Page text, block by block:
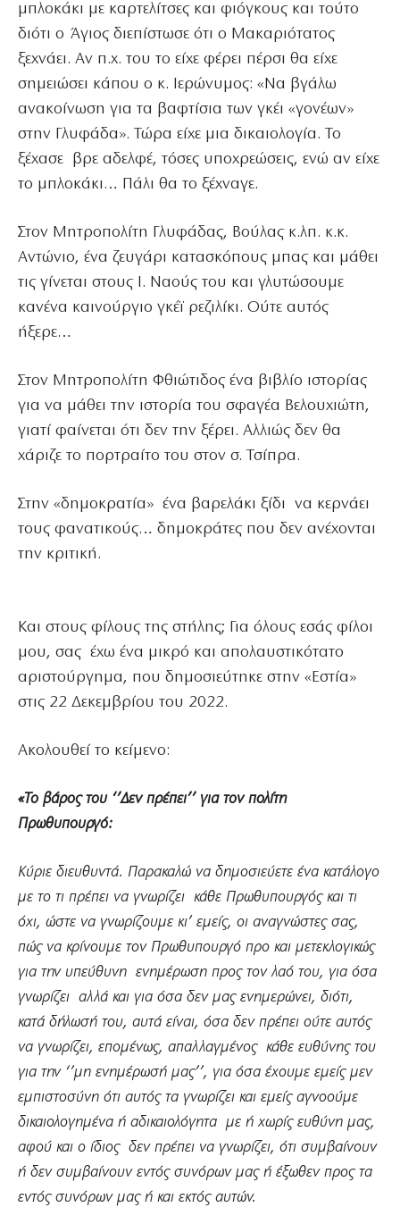
μπλοκάκι με καρτελίτσες και φιόγκους και τούτο
διότι ο Άγιος διεπίστωσε ότι ο Μακαριότατος
ξεχνάει. Αν π.χ. του το είχε φέρει πέρσι θα είχε
σημειώσει κάπου ο κ. Ιερώνυμος: «Να βγάλω
ανακοίνωση για τα βαφτίσια των γκέι «γονέων»
στην Γλυφάδα». Τώρα είχε μια δικαιολογία. Το
ξέχασε βρε αδελφέ, τόσες υποχρεώσεις, ενώ αν είχε
το μπλοκάκι… Πάλι θα το ξέχναγε.
Στον Μητροπολίτη Γλυφάδας, Βούλας κ.λπ. κ.κ.
Αντώνιο, ένα ζευγάρι κατασκόπους μπας και μάθει
τις γίνεται στους Ι. Ναούς του και γλυτώσουμε
κανένα καινούργιο γκέϊ ρεζιλίκι. Ούτε αυτός
ήξερε…
Στον Μητροπολίτη Φθιώτιδος ένα βιβλίο ιστορίας
για να μάθει την ιστορία του σφαγέα Βελουχιώτη,
γιατί φαίνεται ότι δεν την ξέρει. Αλλιώς δεν θα
χάριζε το πορτραίτο του στον σ. Τσίπρα.
Στην «δημοκρατία» ένα βαρελάκι ξίδι να κερνάει
τους φανατικούς… δημοκράτες που δεν ανέχονται
την κριτική.
Και στους φίλους της στήλης; Για όλους εσάς φίλοι
μου, σας έχω ένα μικρό και απολαυστικότατο
αριστούργημα, που δημοσιεύτηκε στην «Εστία»
στις 22 Δεκεμβρίου του 2022.
Ακολουθεί το κείμενο:
«Το βάρος του ‘’Δεν πρέπει’’ για τον πολίτη
Πρωθυπουργό:
Κύριε διευθυντά. Παρακαλώ να δημοσιεύετε ένα κατάλογο
με το τι πρέπει να γνωρίζει κάθε Πρωθυπουργός και τι
όχι, ώστε να γνωρίζουμε κι’ εμείς, οι αναγνώστες σας,
πώς να κρίνουμε τον Πρωθυπουργό προ και μετεκλογικώς
για την υπεύθυνη ενημέρωση προς τον λαό του, για όσα
γνωρίζει αλλά και για όσα δεν μας ενημερώνει, διότι,
κατά δήλωσή του, αυτά είναι, όσα δεν πρέπει ούτε αυτός
να γνωρίζει, επομένως, απαλλαγμένος κάθε ευθύνης του
για την ‘’μη ενημέρωσή μας’’, για όσα έχουμε εμείς μεν
εμπιστοσύνη ότι αυτός τα γνωρίζει και εμείς αγνοούμε
δικαιολογημένα ή αδικαιολόγητα με ή χωρίς ευθύνη μας,
αφού και ο ίδιος δεν πρέπει να γνωρίζει, ότι συμβαίνουν
ή δεν συμβαίνουν εντός συνόρων μας ή έξωθεν προς τα
εντός συνόρων μας ή και εκτός αυτών.